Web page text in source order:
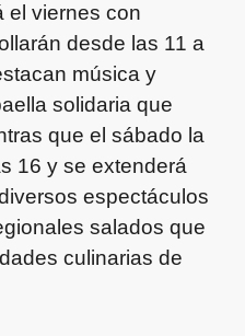
el viernes con
desde las 11 a
música y
solidaria que
que el sábado la
16 y se extenderá
espectáculos
salados que
culinarias de